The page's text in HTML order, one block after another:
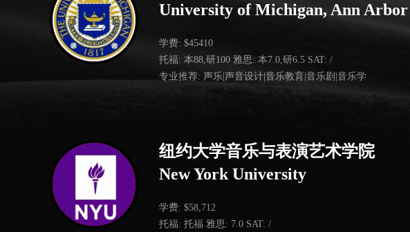
University of Michigan, Ann Arbor
学费: $45410
托福: 本88,研100 雅思: 本7.0,研6.5 SAT: /
专业推荐: 声乐|声音设计|音乐教育|音乐剧|音乐学
纽约大学音乐与表演艺术学院
New York University
学费: $58,712
托福: 托福 雅思: 7.0 SAT: /